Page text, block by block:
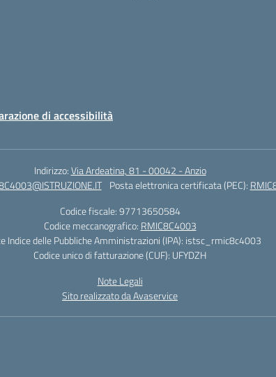
di accessibilità
Indirizzo:Via Ardeatina, 81 - 00042 - Anzio
Posta elettronica certificata (PEC):
Codice fiscale: 97713650584
Codice meccanografico: RMIC8C4003
Indice delle Pubbliche Amministrazioni (IPA): istsc_rmic8c4003
Codice unico di fatturazione (CUF): UFYDZH
Note Legali
Sito realizzato da Avaservice